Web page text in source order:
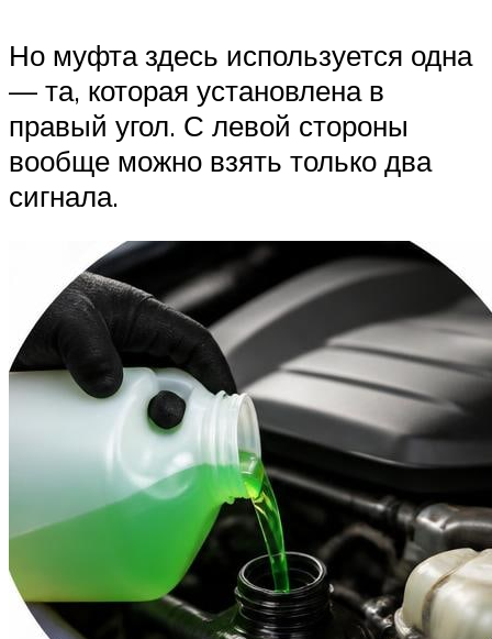
Но муфта здесь используется одна
— та, которая установлена в
правый угол. С левой стороны
вообще можно взять только два
сигнала.